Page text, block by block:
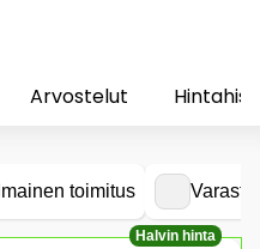
Arvostelut
Ilmainen toimitus
Halvin hinta